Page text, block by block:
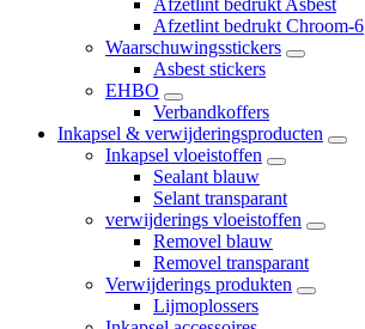
Afzetlint bedrukt Chroom-6
Waarschuwingsstickers
Asbest stickers
EHBO
Verbandkoffers
Inkapsel & verwijderingsproducten
Inkapsel vloeistoffen
Sealant blauw
Selant transparant
verwijderings vloeistoffen
Removel blauw
Removel transparant
Verwijderings produkten
Lijmoplossers